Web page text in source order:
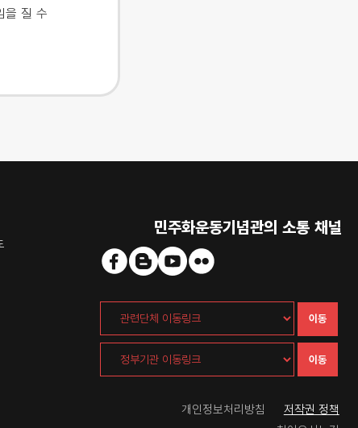
을 질 수
민주화운동기념관의 소통 채널
이동
이동
개인정보처리방침
저작권 정책